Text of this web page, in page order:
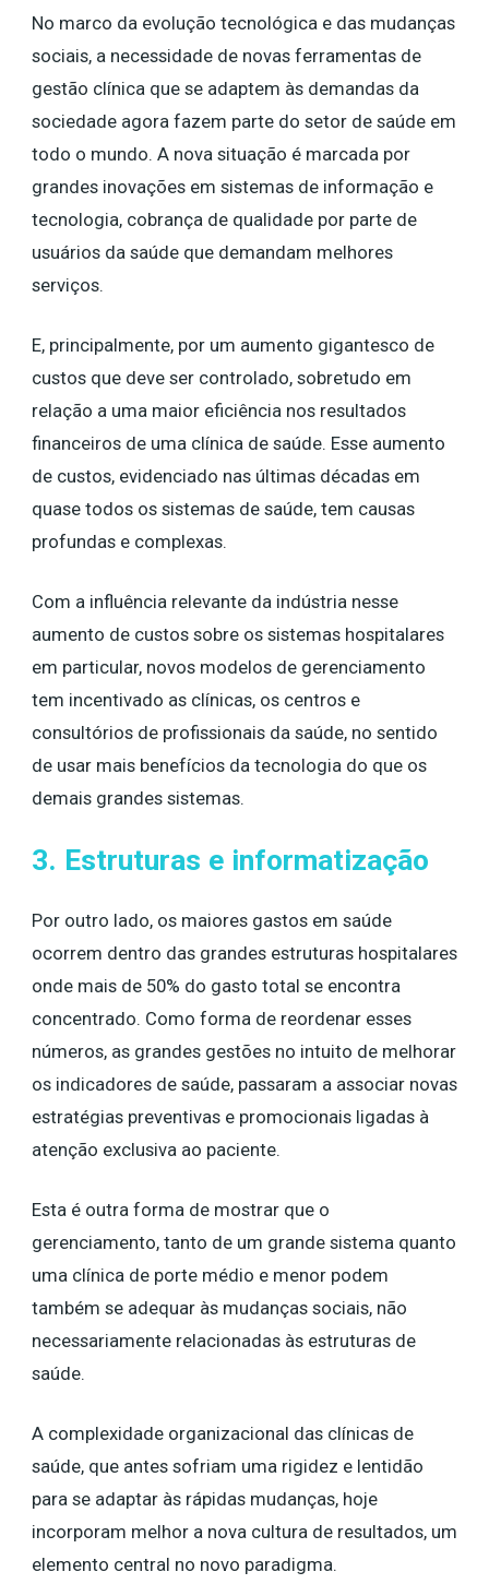
No marco da evolução tecnológica e das mudanças
sociais, a necessidade de novas ferramentas de
gestão clínica que se adaptem às demandas da
sociedade agora fazem parte do setor de saúde em
todo o mundo. A nova situação é marcada por
grandes inovações em sistemas de informação e
tecnologia, cobrança de qualidade por parte de
usuários da saúde que demandam melhores
serviços.
E, principalmente, por um aumento gigantesco de
custos que deve ser controlado, sobretudo em
relação a uma maior eficiência nos resultados
financeiros de uma clínica de saúde. Esse aumento
de custos, evidenciado nas últimas décadas em
quase todos os sistemas de saúde, tem causas
profundas e complexas.
Com a influência relevante da indústria nesse
aumento de custos sobre os sistemas hospitalares
em particular, novos modelos de gerenciamento
tem incentivado as clínicas, os centros e
consultórios de profissionais da saúde, no sentido
de usar mais benefícios da tecnologia do que os
demais grandes sistemas.
3. Estruturas e informatização
Por outro lado, os maiores gastos em saúde
ocorrem dentro das grandes estruturas hospitalares
onde mais de 50% do gasto total se encontra
concentrado. Como forma de reordenar esses
números, as grandes gestões no intuito de melhorar
os indicadores de saúde, passaram a associar novas
estratégias preventivas e promocionais ligadas à
atenção exclusiva ao paciente.
Esta é outra forma de mostrar que o
gerenciamento, tanto de um grande sistema quanto
uma clínica de porte médio e menor podem
também se adequar às mudanças sociais, não
necessariamente relacionadas às estruturas de
saúde.
A complexidade organizacional das clínicas de
saúde, que antes sofriam uma rigidez e lentidão
para se adaptar às rápidas mudanças, hoje
incorporam melhor a nova cultura de resultados, um
elemento central no novo paradigma.